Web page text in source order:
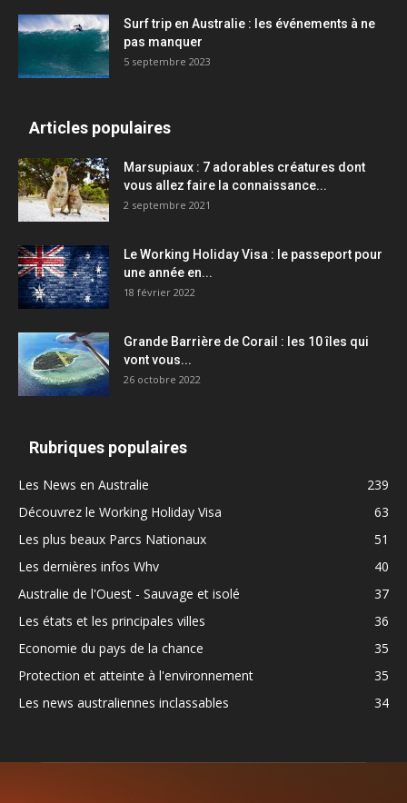
Surf trip en Australie : les événements à ne
pas manquer
5 septembre 2023
Articles populaires
Marsupiaux : 7 adorables créatures dont
vous allez faire la connaissance...
2 septembre 2021
Le Working Holiday Visa : le passeport pour
une année en...
18 février 2022
Grande Barrière de Corail : les 10 îles qui
vont vous...
26 octobre 2022
Rubriques populaires
Les News en Australie
239
Découvrez le Working Holiday Visa
63
Les plus beaux Parcs Nationaux
51
Les dernières infos Whv
40
Australie de l'Ouest - Sauvage et isolé
37
Les états et les principales villes
36
Economie du pays de la chance
35
Protection et atteinte à l'environnement
35
Les news australiennes inclassables
34